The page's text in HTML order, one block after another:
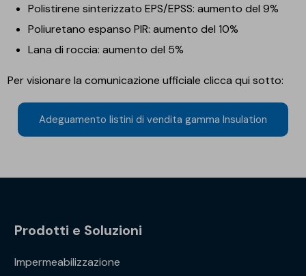
Polistirene sinterizzato EPS/EPSS: aumento del 9%
Poliuretano espanso PIR: aumento del 10%
Lana di roccia: aumento del 5%
Per visionare la comunicazione ufficiale clicca qui sotto:
Adeguamento listini di vendita gamma Insulation
Prodotti e Soluzioni
Impermeabilizzazione